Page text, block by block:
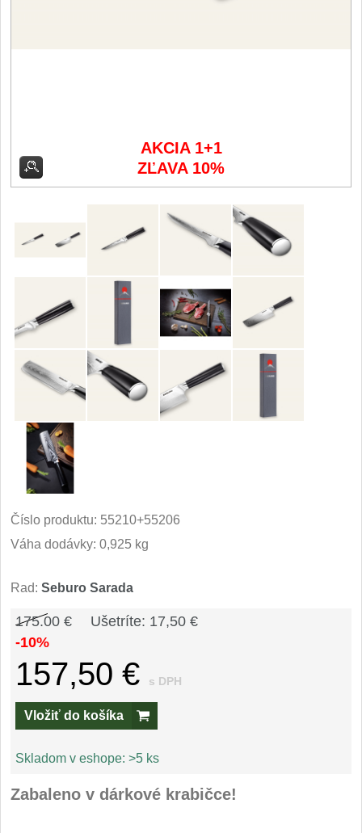
Japonské nože
Zavírací nože
Taktické
Turistické
Nože s pevnou čepeľou
Taktické
Outdoorové 9
Záchranárske
Ostrenie nožov
Ostřiče nožů 8
Brusné kameny
Doplňky a díly
AKCIA 1+1
ZĽAVA 10%
Číslo produktu: 55210+55206
Váha dodávky: 0,925 kg
Rad: Seburo Sarada
175.00 € Ušetríte: 17,50 €
-10%
157,50 € s DPH
Vložiť do košíka
Skladom v eshope: >5 ks
Zabaleno v dárkové krabičce!